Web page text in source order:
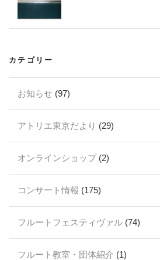
カテゴリー
お知らせ (97)
アトリエ東京だより (29)
オンラインショップ(2)
コンサート情報 (175)
フルートフェスティヴァル (74)
フルート教室・団体紹介 (1)